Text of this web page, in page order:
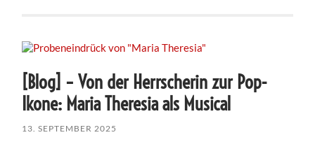
[Blog] – Von der Herrscherin zur Pop-
Ikone: Maria Theresia als Musical
13. SEPTEMBER 2025